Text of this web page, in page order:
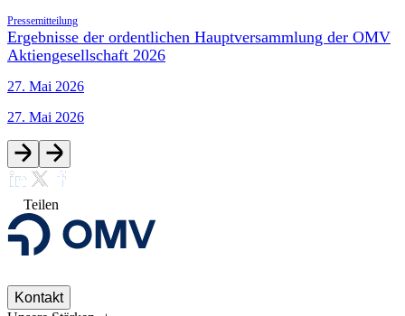
Pressemitteilung
Ergebnisse der ordentlichen Hauptversammlung der OMV
Aktiengesellschaft 2026
27. Mai 2026
27. Mai 2026
Teilen
Kontakt